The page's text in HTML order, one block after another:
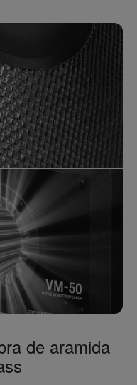
de aramida